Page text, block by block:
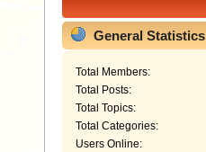
General Statistics
Total Members:
Total Posts:
Total Topics:
Total Categories:
Users Online: